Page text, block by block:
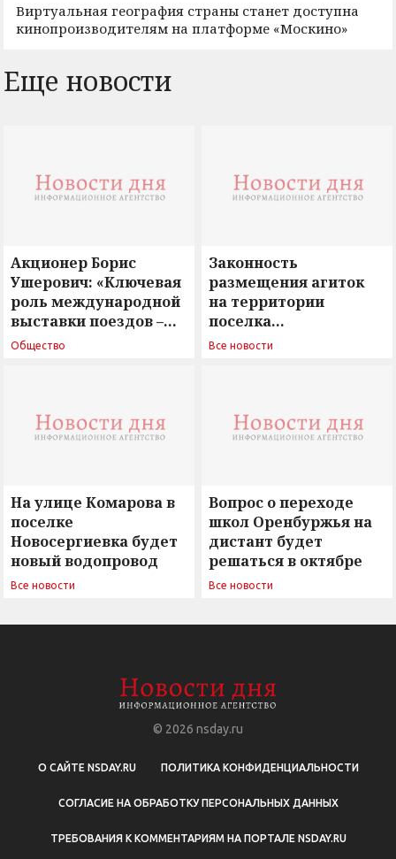
Виртуальная география страны станет доступна
кинопроизводителям на платформе «Москино»
Еще новости
Акционер Борис
Ушерович: «Ключевая
роль международной
выставки поездов –
поиск ответов на
Общество
Законность
размещения агиток
на территории
поселка
Новосергиевка
Все новости
На улице Комарова в
поселке
Новосергиевка будет
новый водопровод
Все новости
Вопрос о переходе
школ Оренбуржья на
дистант будет
решаться в октябре
Все новости
© 2026 nsday.ru
О САЙТЕ NSDAY.RU ПОЛИТИКА КОНФИДЕНЦИАЛЬНОСТИ
СОГЛАСИЕ НА ОБРАБОТКУ ПЕРСОНАЛЬНЫХ ДАННЫХ
ТРЕБОВАНИЯ К КОММЕНТАРИЯМ НА ПОРТАЛЕ NSDAY.RU